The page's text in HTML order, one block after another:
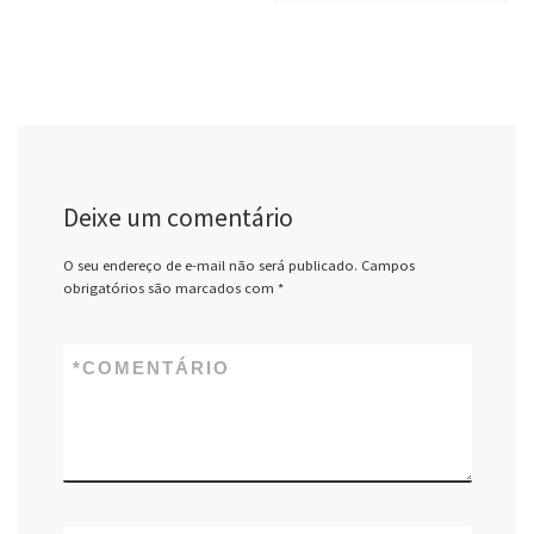
Deixe um comentário
O seu endereço de e-mail não será publicado. Campos
obrigatórios são marcados com *
COMENTÁRIO
*